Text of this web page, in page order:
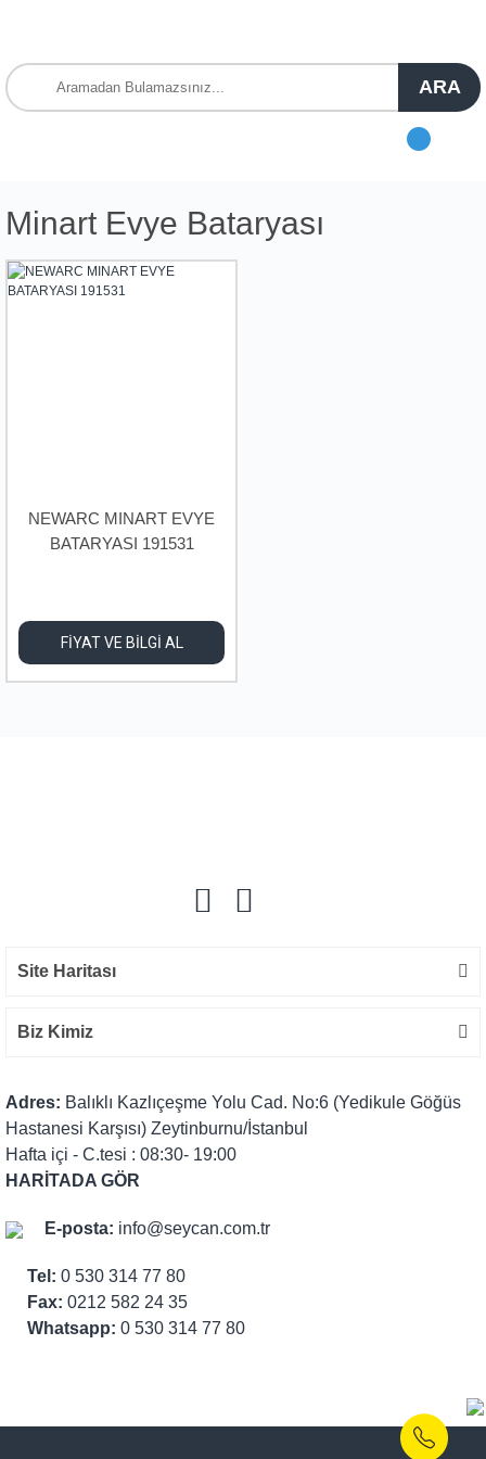
ARA
Minart Evye Bataryası
NEWARC MINART EVYE
BATARYASI 191531
FİYAT VE BİLGİ AL
Site Haritası
Biz Kimiz
Adres: Balıklı Kazlıçeşme Yolu Cad. No:6 (Yedikule Göğüs
Hastanesi Karşısı) Zeytinburnu/İstanbul
Hafta içi - C.tesi : 08:30- 19:00
HARİTADA GÖR
E-posta: info@seycan.com.tr
Tel: 0 530 314 77 80
Fax: 0212 582 24 35
Whatsapp: 0 530 314 77 80